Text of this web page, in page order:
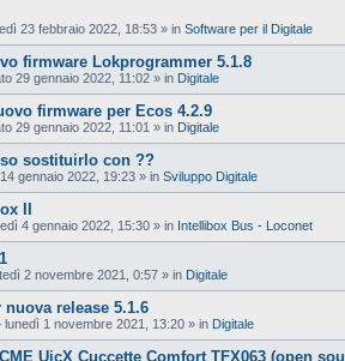
23 febbraio 2022, 18:53 » in Software per il Digitale
firmware Lokprogrammer 5.1.8
29 gennaio 2022, 11:02 » in Digitale
firmware per Ecos 4.2.9
29 gennaio 2022, 11:01 » in Digitale
sostituirlo con ??
gennaio 2022, 19:23 » in Sviluppo Digitale
II
4 gennaio 2022, 15:30 » in Intellibox Bus - Loconet
2 novembre 2021, 0:57 » in Digitale
release 5.1.6
lunedì 1 novembre 2021, 13:20 » in Digitale
UicX Cuccette Comfort TFX063 (open